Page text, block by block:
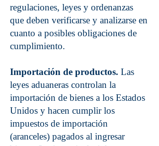
regulaciones, leyes y ordenanzas
que deben verificarse y analizarse en
cuanto a posibles obligaciones de
cumplimiento.
Importación de productos. Las
leyes aduaneras controlan la
importación de bienes a los Estados
Unidos y hacen cumplir los
impuestos de importación
(aranceles) pagados al ingresar